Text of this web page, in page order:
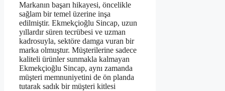
Markanın başarı hikayesi, öncelikle
sağlam bir temel üzerine inşa
edilmiştir. Ekmekçioğlu Sincap, uzun
yıllardır süren tecrübesi ve uzman
kadrosuyla, sektöre damga vuran bir
marka olmuştur. Müşterilerine sadece
kaliteli ürünler sunmakla kalmayan
Ekmekçioğlu Sincap, aynı zamanda
müşteri memnuniyetini de ön planda
tutarak sadık bir müşteri kitlesi